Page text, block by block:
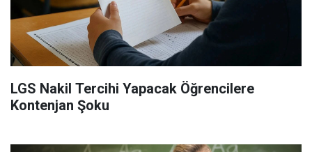
LGS Nakil Tercihi Yapacak Öğrencilere
Kontenjan Şoku